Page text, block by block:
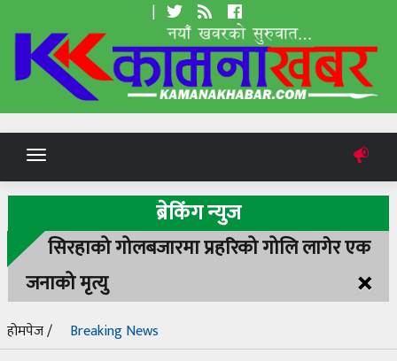
|
Toggle
navigation
ब्रेकिंग न्युज
सिरहाको गोलबजारमा प्रहरिको गोलि लागेर एक
जनाको मृत्यु
×
होमपेज / Breaking News